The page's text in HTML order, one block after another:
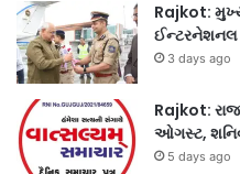
Rajkot:
ઈન્ટરનેશનલ
3 days ago
Rajkot:
ઓગસ્ટ,
5 days ago